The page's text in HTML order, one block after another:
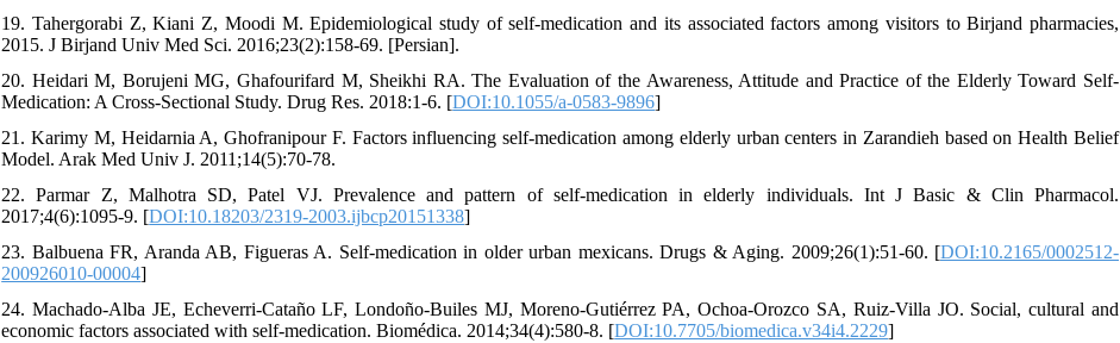
19. Tahergorabi Z, Kiani Z, Moodi M. Epidemiological study of self-medication and its associated factors among visitors to Birjand pharmacies,
2015. J Birjand Univ Med Sci. 2016;23(2):158-69. [Persian].
20. Heidari M, Borujeni MG, Ghafourifard M, Sheikhi RA. The Evaluation of the Awareness, Attitude and Practice of the Elderly Toward Self-
Medication: A Cross-Sectional Study. Drug Res. 2018:1-6. [DOI:10.1055/a-0583-9896]
21. Karimy M, Heidarnia A, Ghofranipour F. Factors influencing self-medication among elderly urban centers in Zarandieh based on Health Belief
Model. Arak Med Univ J. 2011;14(5):70-78.
22. Parmar Z, Malhotra SD, Patel VJ. Prevalence and pattern of self-medication in elderly individuals. Int J Basic & Clin Pharmacol.
2017;4(6):1095-9. [DOI:10.18203/2319-2003.ijbcp20151338]
23. Balbuena FR, Aranda AB, Figueras A. Self-medication in older urban mexicans. Drugs & Aging. 2009;26(1):51-60. [DOI:10.2165/0002512-
200926010-00004]
24. Machado-Alba JE, Echeverri-Cataño LF, Londoño-Builes MJ, Moreno-Gutiérrez PA, Ochoa-Orozco SA, Ruiz-Villa JO. Social, cultural and
economic factors associated with self-medication. Biomédica. 2014;34(4):580-8. [DOI:10.7705/biomedica.v34i4.2229]